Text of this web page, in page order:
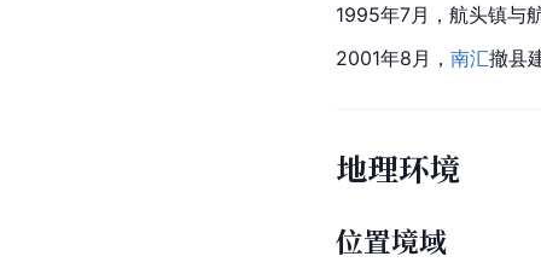
1995年7月，航头镇与
2001年8月， 南汇撤县
地理环境
位置境域